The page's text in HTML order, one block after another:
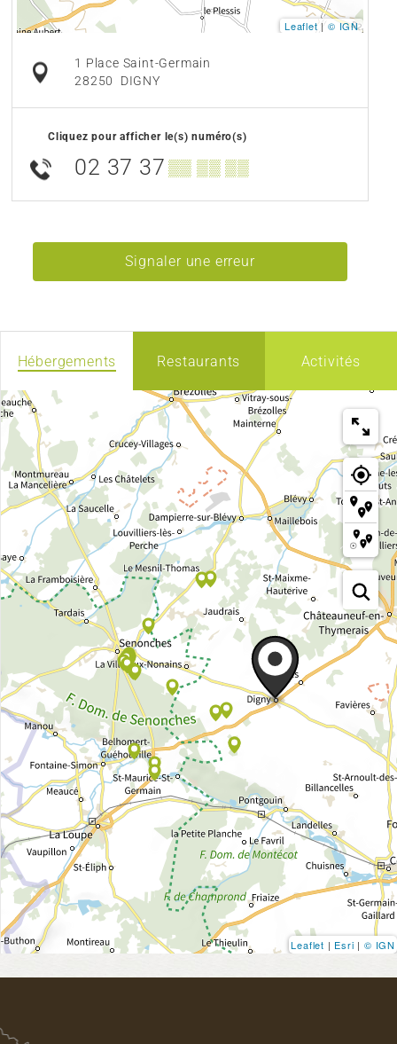
Leaflet |© IGN
1 Place Saint-Germain
28250
DIGNY
Cliquez pour afficher le(s) numéro(s)
02 37 37 ▒▒ ▒▒ ▒▒
Signaler une erreur
Hébergements Restaurants Activités
Leaflet | Esri | © IGN